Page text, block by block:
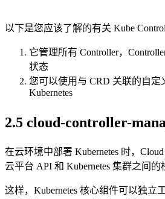
以下是您应该了解的有关 Kube
它管理所有 Controller，
状态
您可以使用与 CRD 关联的自定
Kubernetes
2.5 cloud-controller-
在云环境中部署 Kubernetes 时，
云平台 API 和 Kubernetes 集群之间的
这样，Kubernetes 核心组件可以独立